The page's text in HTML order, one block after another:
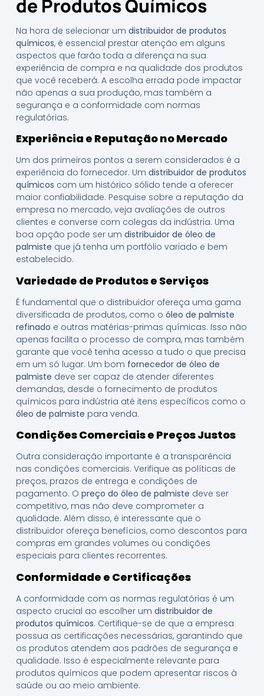
de Produtos Químicos
Na hora de selecionar um distribuidor de produtos
químicos, é essencial prestar atenção em alguns
aspectos que farão toda a diferença na sua
experiência de compra e na qualidade dos produtos
que você receberá. A escolha errada pode impactar
não apenas a sua produção, mas também a
segurança e a conformidade com normas
regulatórias.
Experiência e Reputação no Mercado
Um dos primeiros pontos a serem considerados é a
experiência do fornecedor. Um distribuidor de produtos
químicos com um histórico sólido tende a oferecer
maior confiabilidade. Pesquise sobre a reputação da
empresa no mercado, veja avaliações de outros
clientes e converse com colegas da indústria. Uma
boa opção pode ser um distribuidor de óleo de
palmiste que já tenha um portfólio variado e bem
estabelecido.
Variedade de Produtos e Serviços
É fundamental que o distribuidor ofereça uma gama
diversificada de produtos, como o óleo de palmiste
refinado e outras matérias-primas químicas. Isso não
apenas facilita o processo de compra, mas também
garante que você tenha acesso a tudo o que precisa
em um só lugar. Um bom fornecedor de óleo de
palmiste deve ser capaz de atender diferentes
demandas, desde o fornecimento de produtos
químicos para indústria até itens específicos como o
óleo de palmiste para venda.
Condições Comerciais e Preços Justos
Outra consideração importante é a transparência
nas condições comerciais. Verifique as políticas de
preços, prazos de entrega e condições de
pagamento. O preço do óleo de palmiste deve ser
competitivo, mas não deve comprometer a
qualidade. Além disso, é interessante que o
distribuidor ofereça benefícios, como descontos para
compras em grandes volumes ou condições
especiais para clientes recorrentes.
Conformidade e Certificações
A conformidade com as normas regulatórias é um
aspecto crucial ao escolher um distribuidor de
produtos químicos. Certifique-se de que a empresa
possua as certificações necessárias, garantindo que
os produtos atendem aos padrões de segurança e
qualidade. Isso é especialmente relevante para
produtos químicos que podem apresentar riscos à
saúde ou ao meio ambiente.